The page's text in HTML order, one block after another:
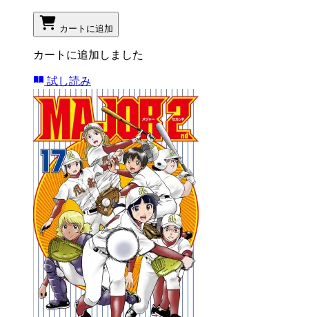
カートに追加
カートに追加しました
試し読み